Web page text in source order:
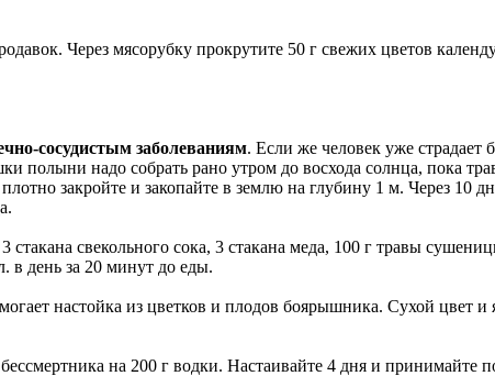
Через мясорубку прокрутите 50 г свежих цветов
сосудистым заболеваниям. Если же человек уже страдает
надо собрать рано утром до восхода солнца, пока
закройте и закопайте в землю на глубину 1 м. Через 10
свекольного сока, 3 стакана меда, 100 г травы
в день за 20 минут до еды.
настойка из цветков и плодов боярышника. Сухой цвет
на 200 г водки. Настаивайте 4 дня и принимайте